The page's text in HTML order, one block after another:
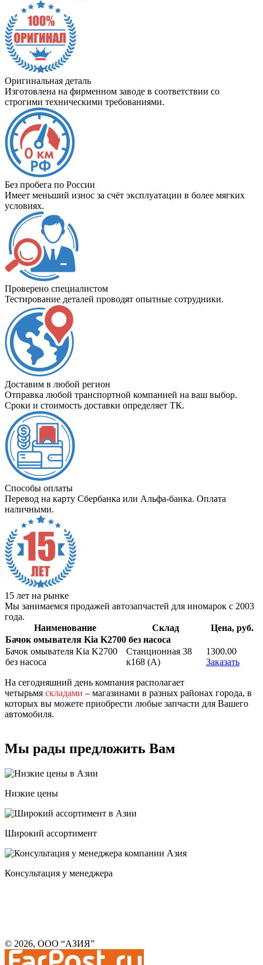
Оригинальная деталь
Изготовлена на фирменном заводе в соответствии со
строгими техническими требованиями.
Без пробега по России
Имеет меньший износ за счёт эксплуатации в более мягких
условиях.
Проверено специалистом
Тестирование деталей проводят опытные сотрудники.
Доставим в любой регион
Отправка любой транспортной компанией на ваш выбор.
Сроки и стоимость доставки определяет ТК.
Способы оплаты
Перевод на карту Сбербанка или Альфа-банка. Оплата
наличными.
15 лет на рынке
Мы занимаемся продажей автозапчастей для иномарок с 2003
года.
Наименование
Склад
Цена, руб.
Бачок омывателя Kia K2700 без насоса
Бачок омывателя Kia K2700
без насоса
Станционная 38
к168 (A)
1300.00
Заказать
На сегодняшний день компания располагает
четырьмя складами – магазинами в разных районах города, в
которых вы можете приобрести любые запчасти для Вашего
автомобиля.
Мы рады предложить Вам
Низкие цены
Широкий ассортимент
Консультация у менеджера
© 2026, ООО “АЗИЯ”